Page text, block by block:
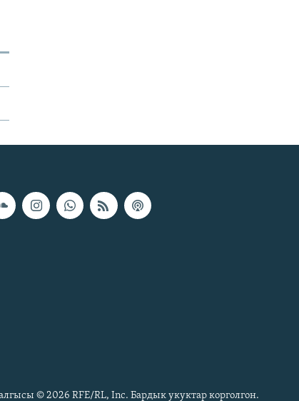
© 2026 RFE/RL, Inc. Бардык укуктар корголгон.